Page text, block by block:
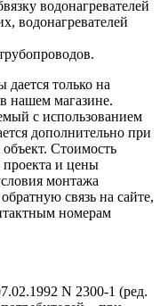
водонагревателей
водонагревателей
только на
нашем магазине.
с использованием
дополнительно при
Стоимость
проекта и цены
монтажа
связь на сайте,
номерам
N 2300-1 (ред.